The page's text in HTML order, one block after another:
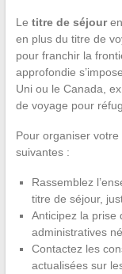
Le titre de séjouren
en plus du titre de
pour franchir la
approfondie
Uni ou le Canada,
de voyage pour
Pour organiser
suivantes :
Rassemblez
titre de séjour,
Anticipez la prise
administratives
Contactez les
actualisées sur